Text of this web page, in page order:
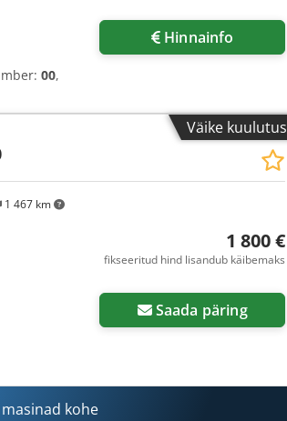
Hinnainfo
00,
Väike kuulutus
1 467 km
1 800 €
fikseeritud hind lisandub käibemaks
Saada päring
kohe